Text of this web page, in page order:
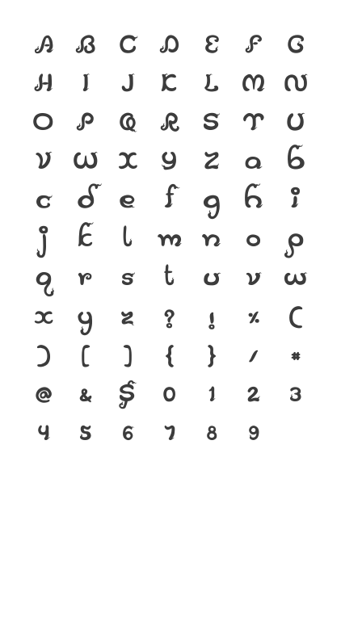
A B C D E F G
H
I J K L M N
O P Q R S T U
V W X Y Z a b
c d e f g h
i
j
k l m n o
p
q
r s t u v w
x y z ? ! %
(
)
[ ] { } /
#
@
& $ 0 1 2
3
4
5 6 7 8 9